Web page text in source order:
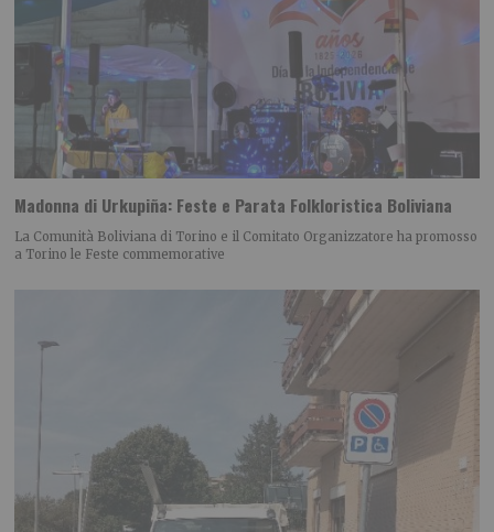
Madonna di Urkupiña: Feste e Parata Folkloristica Boliviana
La Comunità Boliviana di Torino e il Comitato Organizzatore ha promosso
a Torino le Feste commemorative